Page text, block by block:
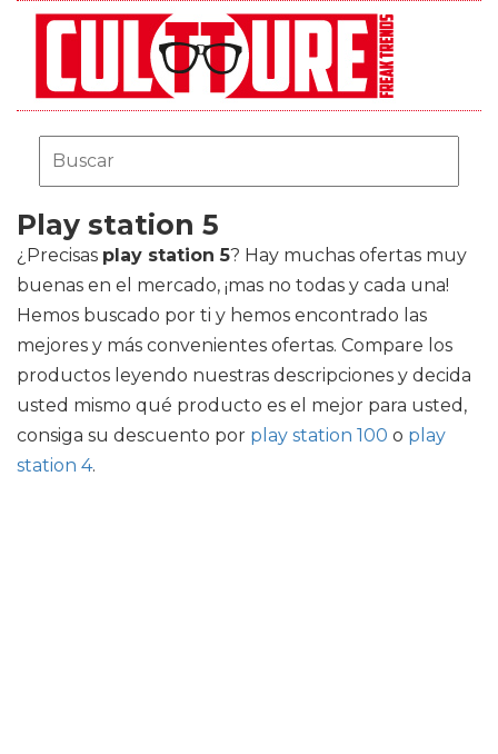
Play station 5
¿Precisas play station 5? Hay muchas ofertas muy
buenas en el mercado, ¡mas no todas y cada una!
Hemos buscado por ti y hemos encontrado las
mejores y más convenientes ofertas. Compare los
productos leyendo nuestras descripciones y decida
usted mismo qué producto es el mejor para usted,
consiga su descuento por play station 100 o play
station 4.